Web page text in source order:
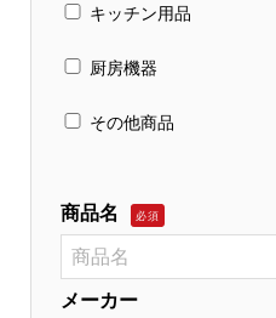
キッチン用品
厨房機器
その他商品
商品名 必須
メーカー